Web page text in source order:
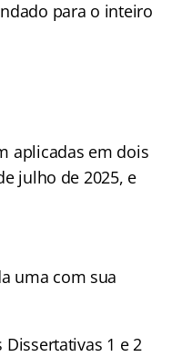
para o inteiro
aplicadas em dois
julho de 2025, e
uma com sua
1 e 2